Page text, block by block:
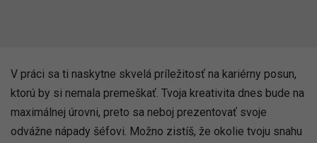
V práci sa ti naskytne skvelá príležitosť na kariérny posun,
ktorú by si nemala premeškať. Tvoja kreativita dnes bude na
maximálnej úrovni, preto sa neboj prezentovať svoje
odvážne nápady šéfovi. Možno zistíš, že okolie tvoju snahu